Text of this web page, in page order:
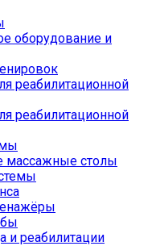
оборудование и
реабилитационной
реабилитационной
массажные столы
и реабилитации